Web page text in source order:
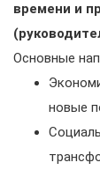
времени и
Основные
новые